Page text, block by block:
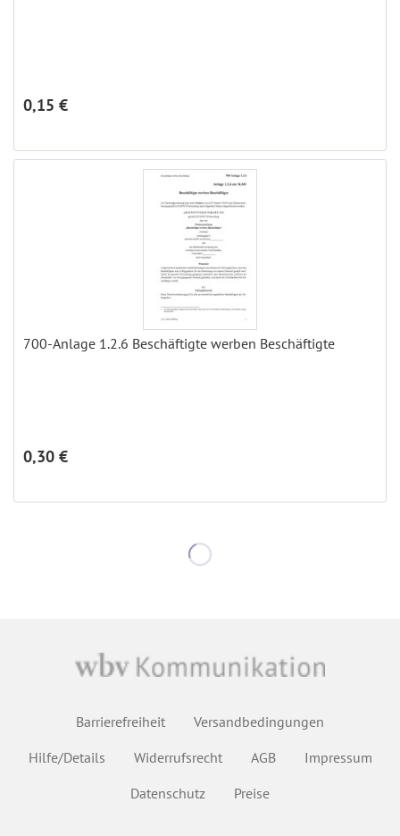
0,15 €
700-Anlage 1.2.6 Beschäftigte werben Beschäftigte
0,30 €
Barrierefreiheit
Versandbedingungen
Hilfe/Details
Widerrufsrecht AGB
Impressum
Datenschutz
Preise